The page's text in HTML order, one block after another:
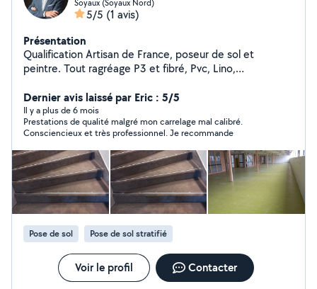
Soyaux (Soyaux Nord)
5/5 (1 avis)
Présentation
Qualification Artisan de France, poseur de sol et
peintre. Tout ragréage P3 et fibré, Pvc, Lino,
chaud de joints sur Pvc, parquet stratifié, parquet collé,
faience cuisine et salles de bain, carrelage. 35 ans
d'expérience. Devis gratuit, disponible rapidement
Dernier avis laissé par Eric : 5/5
Il y a plus de 6 mois
Prestations de qualité malgré mon carrelage mal calibré.
Consciencieux et très professionnel. Je recommande
Pose de sol Pose de sol stratifié
Voir le profil Contacter